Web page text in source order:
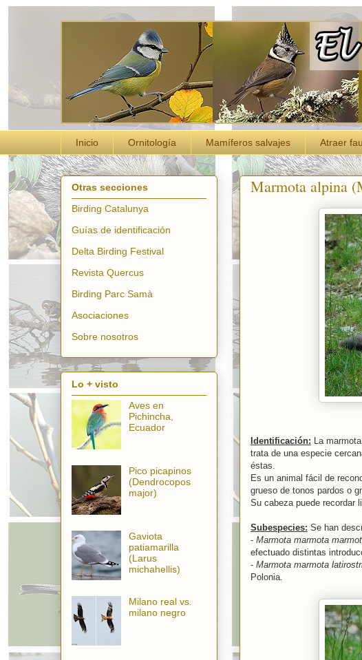
Inicio Ornitología Mamíferos salvajes Atraer
Marmota alpina
Identificación: La
trata de una especie
éstas.
Es un animal fácil de
grueso de tonos pardos o
Su cabeza puede recordar
Subespecies: Se han
- Marmota marmota
efectuado distintas
- Marmota marmota
Polonia.
Otras secciones
Birding Catalunya
Guías de identificación
Delta Birding Festival
Revista Quercus
Birding Parc Samà
Asociaciones
Sobre nosotros
Lo + visto
Aves en
Pichincha,
Ecuador
Pico picapinos
(Dendrocopos
major)
Gaviota
patiamarilla
(Larus
michahellis)
Milano real vs.
milano negro